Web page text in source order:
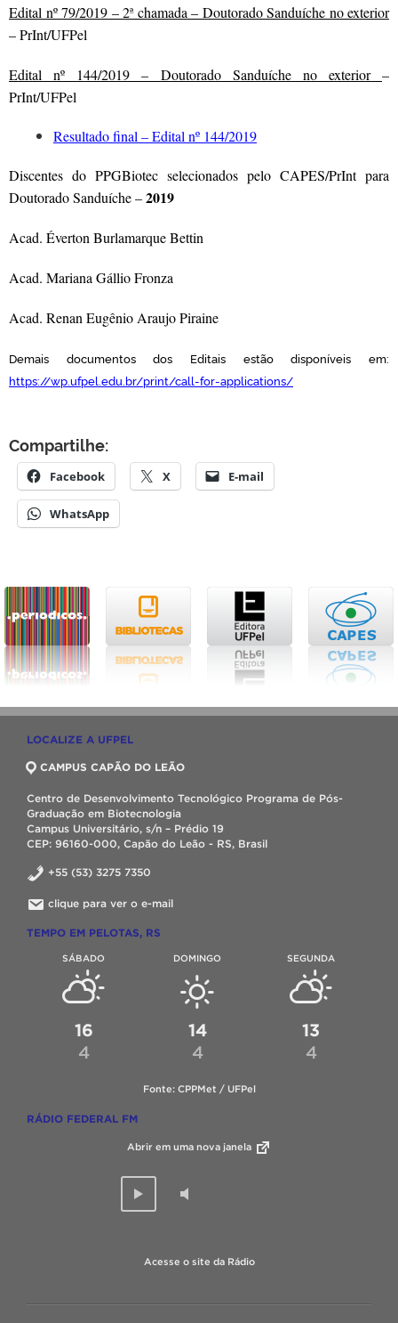
Edital nº 79/2019 – 2ª chamada – Doutorado Sanduíche no exterior
– PrInt/UFPel
Edital nº 144/2019 – Doutorado Sanduíche no exterior –
PrInt/UFPel
Resultado final – Edital nº 144/2019
Discentes do PPGBiotec selecionados pelo CAPES/PrInt para
Doutorado Sanduíche –2019
Acad. Éverton Burlamarque Bettin
Acad. Mariana Gállio Fronza
Acad. Renan Eugênio Araujo Piraine
Demais documentos dos Editais estão disponíveis em:
https://wp.ufpel.edu.br/print/call-for-applications/
Compartilhe:
Facebook X E-mail
WhatsApp
LOCALIZE A UFPEL
CAMPUS CAPÃO DO LEÃO
Centro de Desenvolvimento Tecnológico Programa de Pós-
Graduação em Biotecnologia
Campus Universitário, s/n – Prédio 19
CEP: 96160-000, Capão do Leão - RS, Brasil
+55 (53) 3275 7350
clique para ver o e-mail
TEMPO EM PELOTAS, RS
SÁBADO
16
4
DOMINGO
14
4
SEGUNDA
13
4
Fonte: CPPMet / UFPel
RÁDIO FEDERAL FM
Abrir em uma nova janela
Acesse o site da Rádio